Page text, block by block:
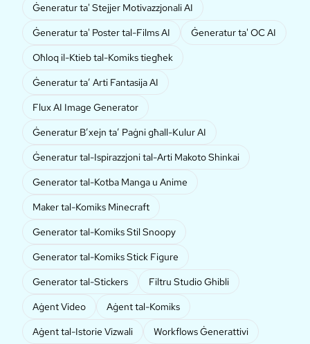
Ġeneratur ta' Stejjer Motivazzjonali AI
Ġeneratur ta' Poster tal-Films AI
Ġeneratur ta' OC AI
Oħloq il-Ktieb tal-Komiks tiegħek
Ġeneratur ta’ Arti Fantasija AI
Flux AI Image Generator
Ġeneratur B’xejn ta’ Paġni għall-Kulur AI
Ġeneratur tal-Ispirazzjoni tal-Arti Makoto Shinkai
Generator tal-Kotba Manga u Anime
Maker tal-Komiks Minecraft
Generator tal-Komiks Stil Snoopy
Generator tal-Komiks Stick Figure
Generator tal-Stickers
Filtru Studio Ghibli
Aġent Video
Aġent tal-Komiks
Aġent tal-Istorie Vizwali
Workflows Ġenerattivi